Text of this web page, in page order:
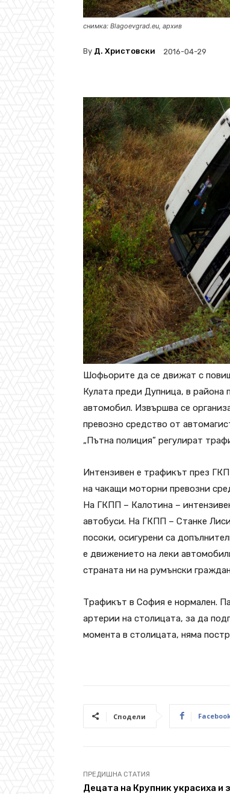
снимка: Blagoevgrad.eu, архив
By Д. Христовски 2016-04-29
Шофьорите да се движат с
Кулата преди Дупница, в района
автомобил. Извършва се
превозно средство от
„Пътна полиция” регулират
Интензивен е трафикът през
на чакащи моторни превозни
На ГКПП – Калотина –
автобуси. На ГКПП – Станке
посоки, осигурени са
е движението на леки
страната ни на румънски
Трафикът в София е нормален.
артерии на столицата, за да
момента в столицата, няма
Сподели
ПРЕДИШНА СТАТИЯ
Децата на Крупник украсиха и